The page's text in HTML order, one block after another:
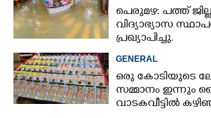
പെരുമഴ: പത്ത്
വിദ്യാഭ്യാസ
പ്രഖ്യാപിച്ചു.
GENERAL
ഒരു കോടിയുടെ
സമ്മാനം ഇന്നും
വാടകവീട്ടിൽ